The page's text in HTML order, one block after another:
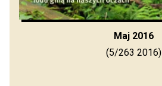
Maj 2016
(5/263 2016)